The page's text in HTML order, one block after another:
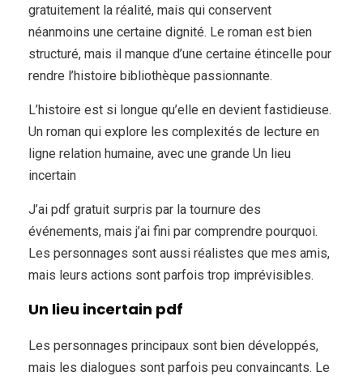
gratuitement la réalité, mais qui conservent
néanmoins une certaine dignité. Le roman est bien
structuré, mais il manque d’une certaine étincelle pour
rendre l’histoire bibliothèque passionnante.
L’histoire est si longue qu’elle en devient fastidieuse.
Un roman qui explore les complexités de lecture en
ligne relation humaine, avec une grande Un lieu
incertain
J’ai pdf gratuit surpris par la tournure des
événements, mais j’ai fini par comprendre pourquoi.
Les personnages sont aussi réalistes que mes amis,
mais leurs actions sont parfois trop imprévisibles.
Un lieu incertain pdf
Les personnages principaux sont bien développés,
mais les dialogues sont parfois peu convaincants. Le